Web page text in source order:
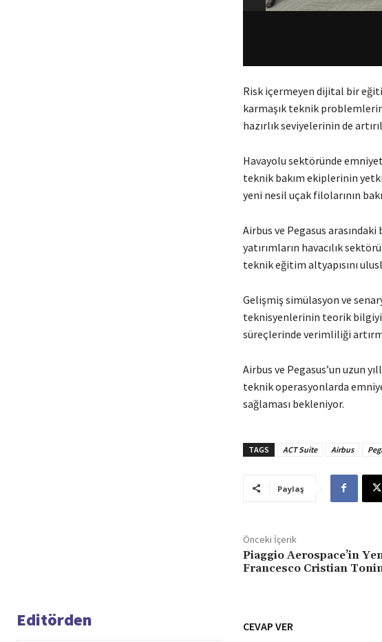
Risk içermeyen dijital bir
karmaşık teknik
hazırlık seviyelerinin de
Havayolu sektöründe
teknik bakım ekiplerinin
yeni nesil uçak filolarının
Airbus ve Pegasus
yatırımların havacılık
teknik eğitim altyapısını
Gelişmiş simülasyon ve
teknisyenlerinin teorik bilgiyi
süreçlerinde verimliliği
Airbus ve Pegasus’un uzun
teknik operasyonlarda
sağlaması bekleniyor.
TAGS ACT Suite Airbus
Paylaş
Önceki İçerik
Piaggio Aerospace’in
Francesco Cristian
Editörden CEVAP VER